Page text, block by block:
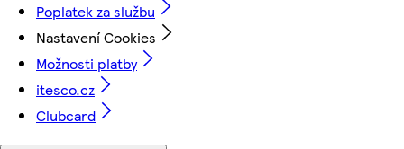
Poplatek za službu
Nastavení Cookies
Možnosti platby
itesco.cz
Clubcard